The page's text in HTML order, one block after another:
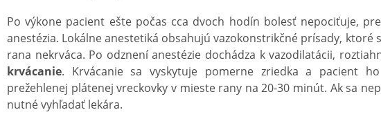
Po výkone pacient ešte počas cca dvoch hodín bolesť nepociťuje,
anestézia. Lokálne anestetiká obsahujú vazokonstrikčné prísady, ktoré
rana nekrváca. Po odznení anestézie dochádza k vazodilatácii,
krvácanie. Krvácanie sa vyskytuje pomerne zriedka a pacient
prežehlenej plátenej vreckovky v mieste rany na 20-30 minút. Ak sa
nutné vyhľadať lekára.